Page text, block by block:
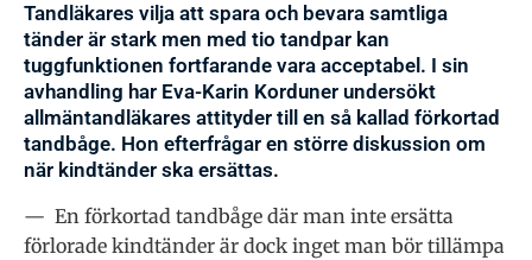
Tandläkares vilja att spara och bevara samtliga
tänder är stark men med tio tandpar kan
tuggfunktionen fortfarande vara acceptabel. I sin
avhandling har Eva-Karin Korduner undersökt
allmäntandläkares attityder till en så kallad förkortad
tandbåge. Hon efterfrågar en större diskussion om
när kindtänder ska ersättas.
— En förkortad tandbåge där man inte ersätta
förlorade kindtänder är dock inget man bör tillämpa